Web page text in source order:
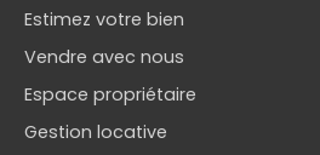
Estimez votre bien
Vendre avec nous
Espace propriétaire
Gestion locative